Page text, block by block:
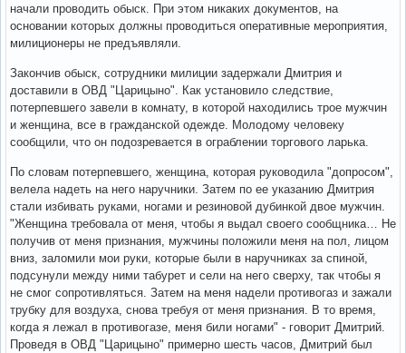
начали проводить обыск. При этом никаких документов, на
основании которых должны проводиться оперативные мероприятия,
милиционеры не предъявляли.
Закончив обыск, сотрудники милиции задержали Дмитрия и
доставили в ОВД "Царицыно". Как установило следствие,
потерпевшего завели в комнату, в которой находились трое мужчин
и женщина, все в гражданской одежде. Молодому человеку
сообщили, что он подозревается в ограблении торгового ларька.
По словам потерпевшего, женщина, которая руководила "допросом",
велела надеть на него наручники. Затем по ее указанию Дмитрия
стали избивать руками, ногами и резиновой дубинкой двое мужчин.
"Женщина требовала от меня, чтобы я выдал своего сообщника… Не
получив от меня признания, мужчины положили меня на пол, лицом
вниз, заломили мои руки, которые были в наручниках за спиной,
подсунули между ними табурет и сели на него сверху, так чтобы я
не смог сопротивляться. Затем на меня надели противогаз и зажали
трубку для воздуха, снова требуя от меня признания. В то время,
когда я лежал в противогазе, меня били ногами" - говорит Дмитрий.
Проведя в ОВД "Царицыно" примерно шесть часов, Дмитрий был